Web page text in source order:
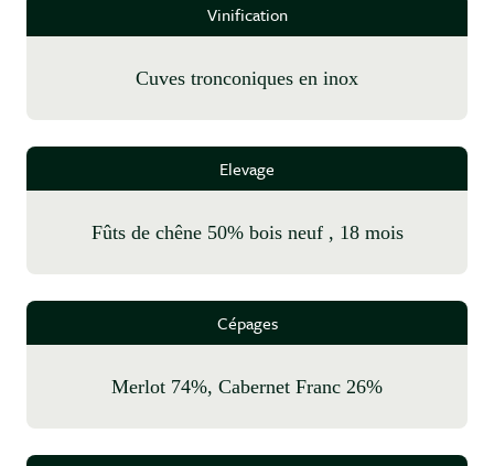
Vinification
cuves tronconiques en inox
Elevage
fûts de chêne 50% bois neuf , 18 mois
Cépages
Merlot 74%, Cabernet Franc 26%